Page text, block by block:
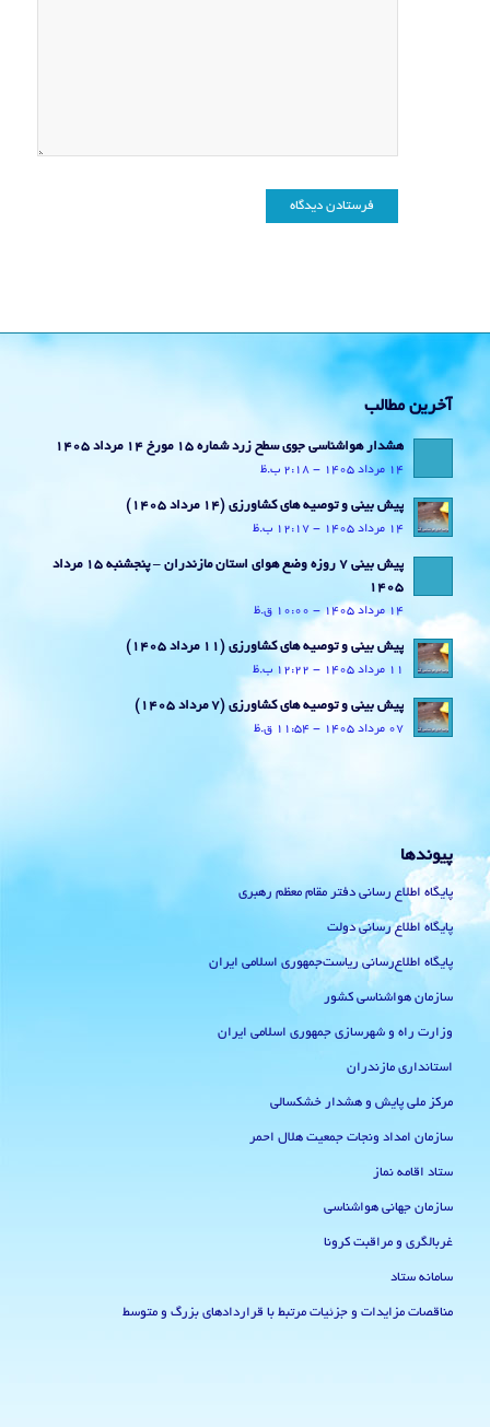
آخرین مطالب
هشدار هواشناسی جوی سطح زرد شماره 15 مورخ 14 مرداد 1405
14 مرداد 1405 - 2:18 ب.ظ
پیش بینی و توصیه های کشاورزی (14 مرداد ۱۴۰۵)
14 مرداد 1405 - 12:17 ب.ظ
پیش بینی 7 روزه وضع هوای استان مازندران – پنجشنبه 15 مرداد
1405
14 مرداد 1405 - 10:00 ق.ظ
پیش بینی و توصیه های کشاورزی (11 مرداد ۱۴۰۵)
11 مرداد 1405 - 12:22 ب.ظ
پیش بینی و توصیه های کشاورزی (7 مرداد ۱۴۰۵)
07 مرداد 1405 - 11:54 ق.ظ
پیوندها
پایگاه اطلاع رسانی دفتر مقام معظم رهبری
پایگاه اطلاع رسانی دولت
پایگاه اطلاع‌رسانی ریاست‌جمهوری اسلامی ایران
سازمان هواشناسی کشور
وزارت راه و شهرسازی جمهوری اسلامی ایران
استانداری مازندران
مرکز ملی پایش و هشدار خشکسالی
سازمان امداد ونجات جمعیت هلال احمر
ستاد اقامه نماز
سازمان جهانی هواشناسی
غربالگری و مراقبت کرونا
سامانه ستاد
مناقصات مزایدات و جزئیات مرتبط با قراردادهای بزرگ و متوسط